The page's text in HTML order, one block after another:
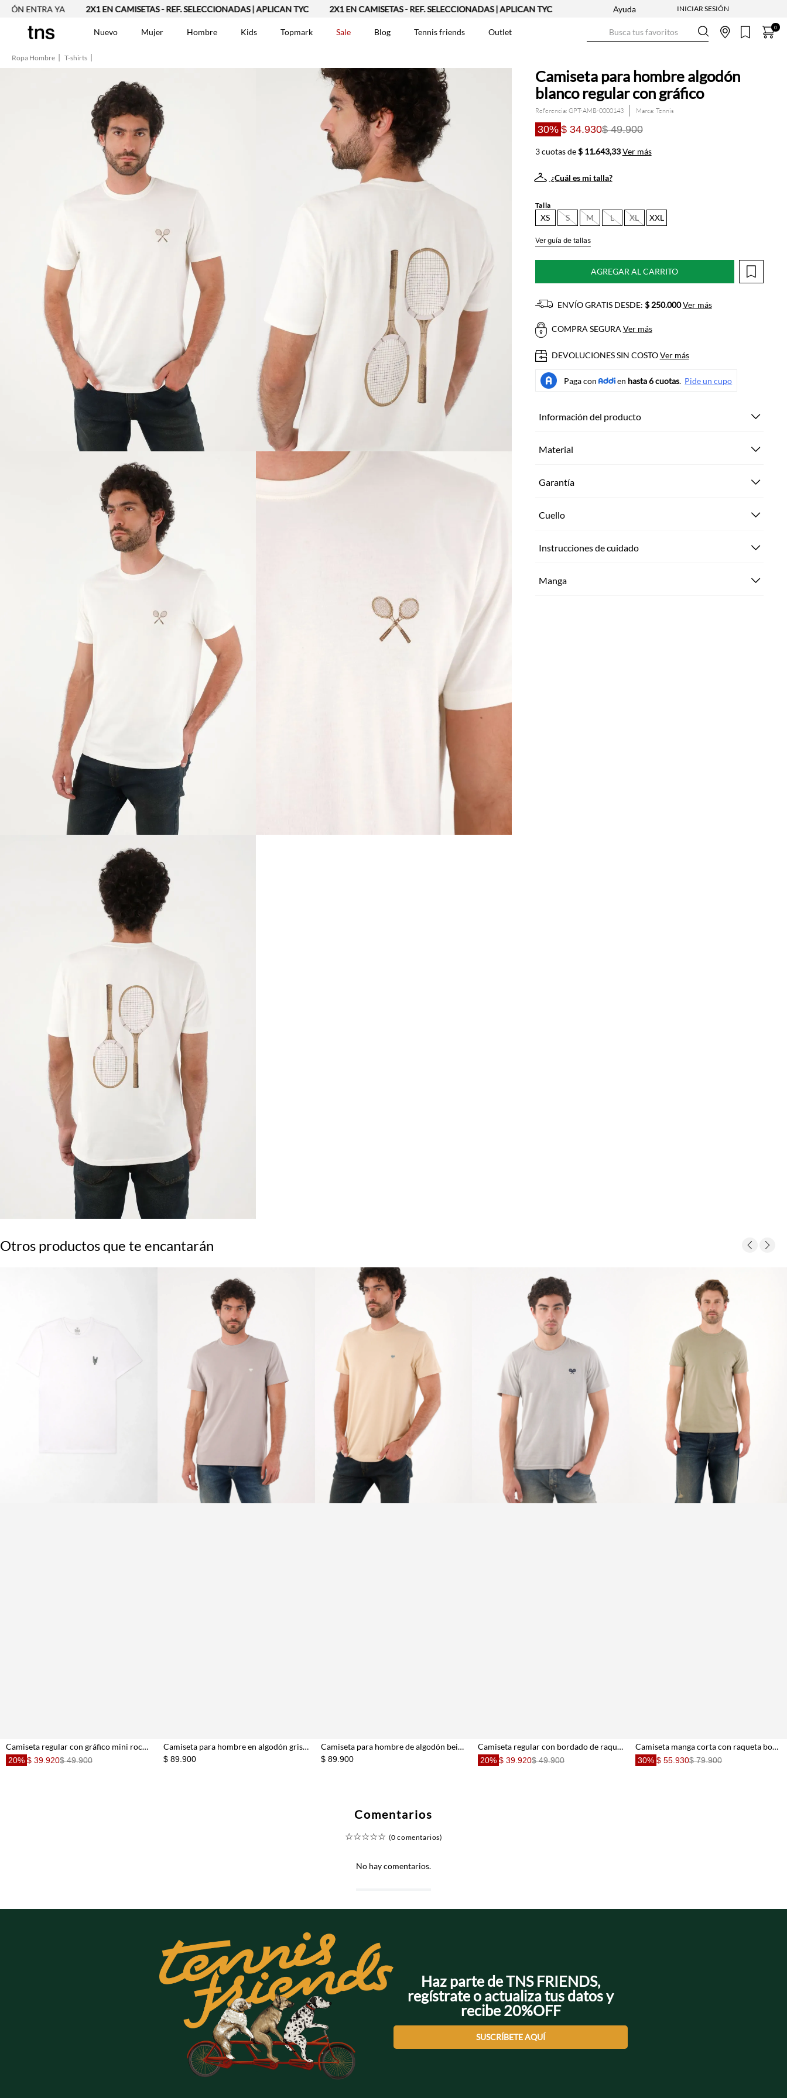
YA 2X1 EN CAMISETAS - REF. SELECCIONADAS | APLICAN TYC 2X1 EN CAMISETAS - REF. SELECCIONADAS | APLICAN TYC Ayuda
Nuevo Mujer Hombre Kids Topmark Sale Blog Tennis friends Outlet 0
Ropa Hombre T-shirts
Camiseta para hombre algodón
blanco regular con gráfico
Referencia: GPT-AMB-0000143 Tennis
30% $ 34.930$ 49.900
3 cuotas de$ 11.643,33 Ver más
¿Cuál es mi talla?
Talla
XS S M L XL XXL
Ver guía de tallas
AGREGAR AL CARRITO
ENVÍO GRATIS DESDE: $ 250.000 Ver más
COMPRA SEGURA Ver más
DEVOLUCIONES SIN COSTOVer más
Información del producto
Material
Garantía
Cuello
Instrucciones de cuidado
Manga
Otros productos que te encantarán
Camiseta regular con gráfico mini rock en algodón blanco para hombre
20% $ 39.920$ 49.900
Camiseta para hombre en algodón gris claro corte regular con raquetas
$ 89.900
Camiseta para hombre de algodón beige fit regular con raquetas
$ 89.900
Camiseta regular con bordado de raquetas en algodón gris para hombre
20% $ 39.920$ 49.900
Camiseta manga corta con raqueta bordada verde para hombre
30% $ 55.930$ 79.900
Comentarios
☆☆☆☆☆ (0 comentarios)
No hay comentarios.
Haz parte de TNS FRIENDS,
regístrate o actualiza tus datos y
recibe 20%OFF
SUSCRÍBETE AQUÍ
7.
10 Camisetas Mujer